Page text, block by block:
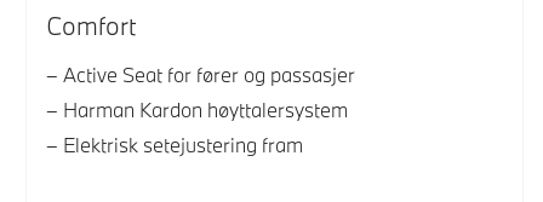
Comfort
Active Seat for fører og passasjer
Harman Kardon høyttalersystem
Elektrisk setejustering fram